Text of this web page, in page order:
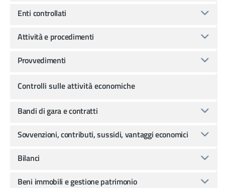
Enti controllati
Attività e procedimenti
Provvedimenti
Controlli sulle attività economiche
Bandi di gara e contratti
Sovvenzioni, contributi, sussidi, vantaggi economici
Bilanci
Beni immobili e gestione patrimonio